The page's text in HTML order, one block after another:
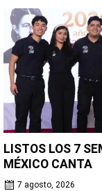
LISTOS LOS 7
MÉXICO CANTA
7 agosto, 2026